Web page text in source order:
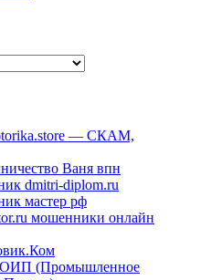
— СКАМ,
Ваня впн
dmitri-diplom.ru
мастер рф
мошенники онлайн
(Промышленное